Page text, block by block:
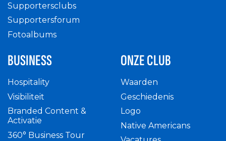
Supportersclubs
Supportersforum
Fotoalbums
BUSINESS
Hospitality
Visibiliteit
Branded Content &
Activatie
360° Business Tour
ONZE CLUB
Waarden
Geschiedenis
Logo
Native Americans